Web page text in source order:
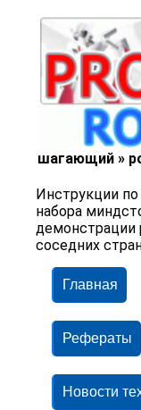
шагающий »
Инструкции
набора
демонстрации
соседних
Главная
Рефераты
Новости